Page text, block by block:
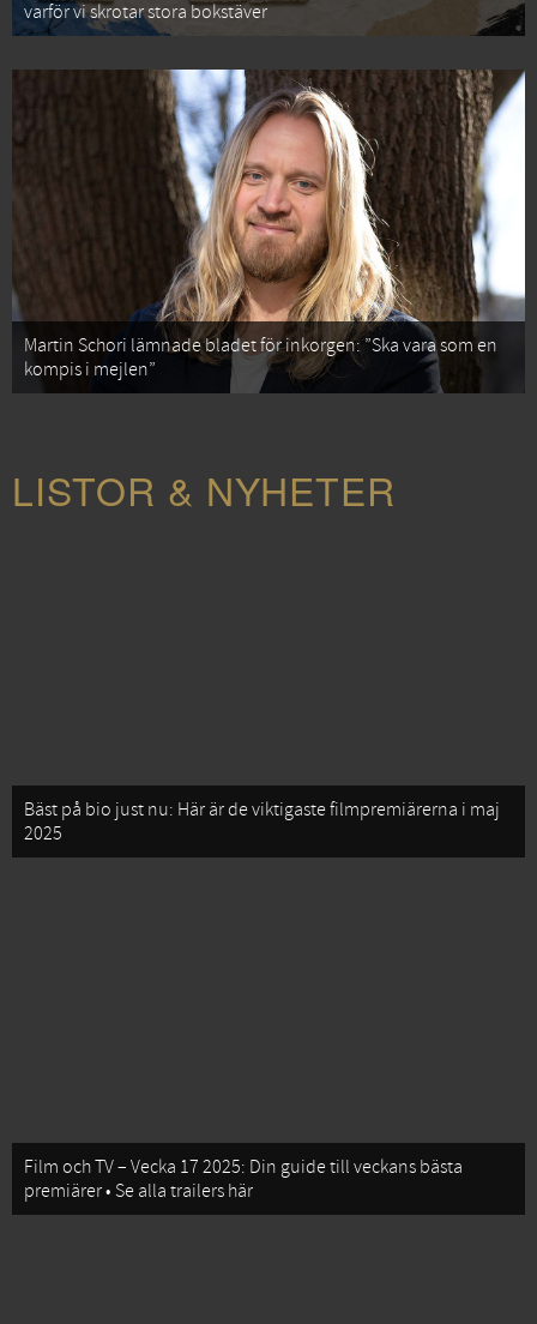
varför vi skrotar stora bokstäver
Martin Schori lämnade bladet för inkorgen: ”Ska vara som en
kompis i mejlen”
LISTOR & NYHETER
Bäst på bio just nu: Här är de viktigaste filmpremiärerna i maj
2025
Film och TV – Vecka 17 2025: Din guide till veckans bästa
premiärer • Se alla trailers här